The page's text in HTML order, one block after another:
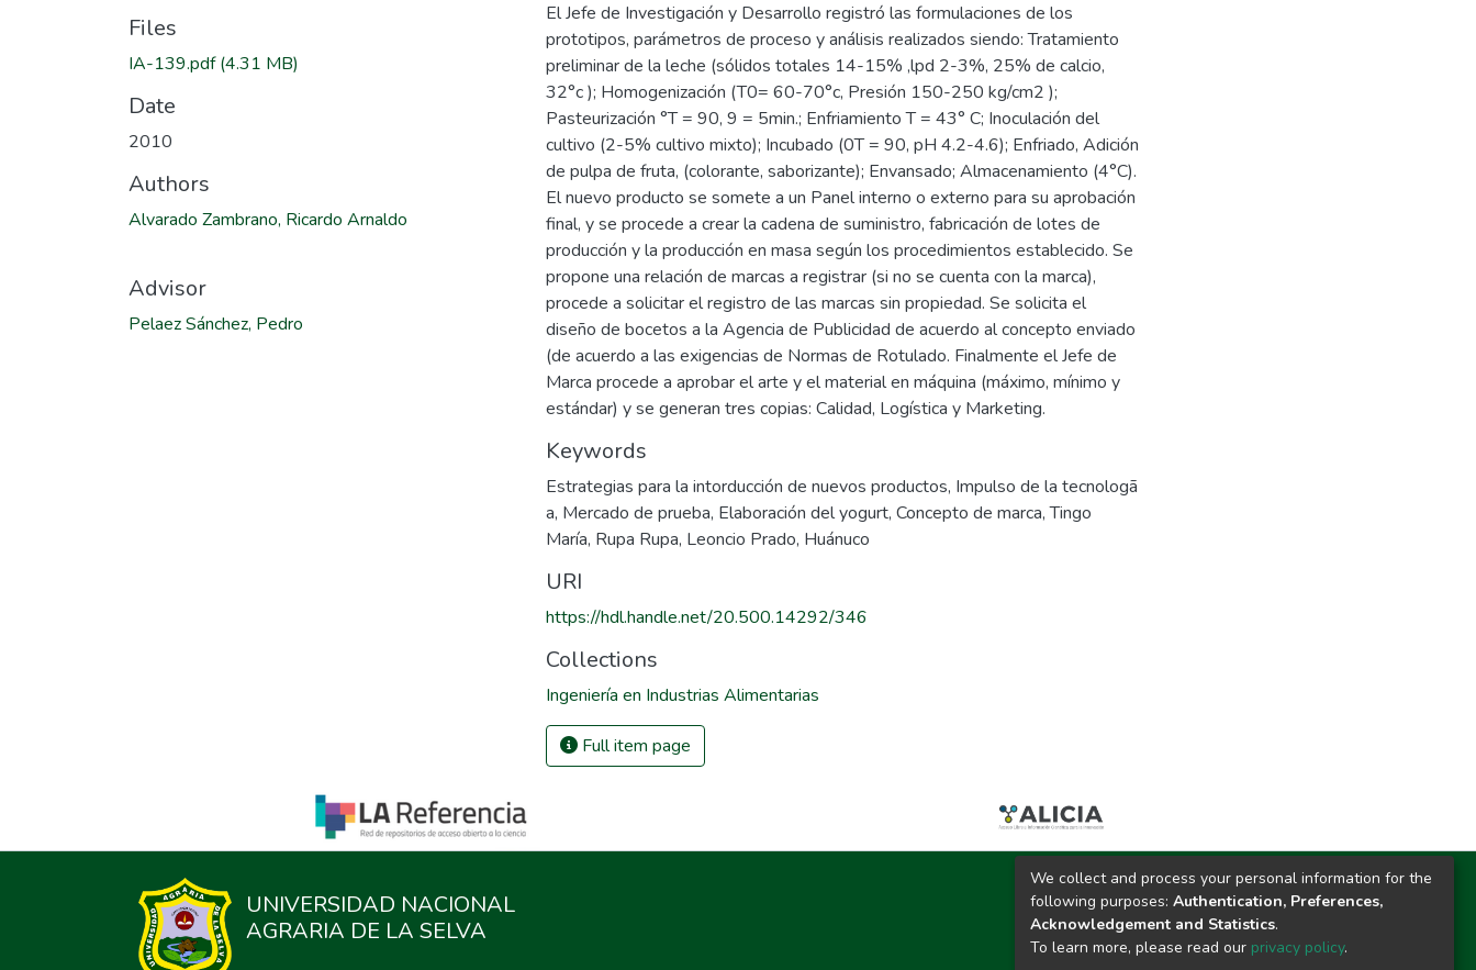
Files
IA-139.pdf(4.31 MB)
Date
2010
Authors
Alvarado Zambrano, Ricardo Arnaldo
Advisor
Pelaez Sánchez, Pedro
El Jefe de Investigación y Desarrollo registró las formulaciones de los
prototipos, parámetros de proceso y análisis realizados siendo: Tratamiento
preliminar de la leche (sólidos totales 14-15% ,lpd 2-3%, 25% de calcio,
32°c ); Homogenización (T0= 60-70°c, Presión 150-250 kg/cm2 );
Pasteurización °T = 90, 9 = 5min.; Enfriamiento T = 43° C; Inoculación del
cultivo (2-5% cultivo mixto); Incubado (0T = 90, pH 4.2-4.6); Enfriado, Adición
de pulpa de fruta, (colorante, saborizante); Envansado; Almacenamiento (4°C).
El nuevo producto se somete a un Panel interno o externo para su aprobación
final, y se procede a crear la cadena de suministro, fabricación de lotes de
producción y la producción en masa según los procedimientos establecido. Se
propone una relación de marcas a registrar (si no se cuenta con la marca),
procede a solicitar el registro de las marcas sin propiedad. Se solicita el
diseño de bocetos a la Agencia de Publicidad de acuerdo al concepto enviado
(de acuerdo a las exigencias de Normas de Rotulado. Finalmente el Jefe de
Marca procede a aprobar el arte y el material en máquina (máximo, mínimo y
estándar) y se generan tres copias: Calidad, Logística y Marketing.
Keywords
Estrategias para la intorducción de nuevos productos, Impulso de la tecnologã
a, Mercado de prueba, Elaboración del yogurt, Concepto de marca,Tingo
María, Rupa Rupa, Leoncio Prado, Huánuco
URI
https://hdl.handle.net/20.500.14292/346
Collections
Ingeniería en Industrias Alimentarias
Full item page
UNIVERSIDAD NACIONAL
AGRARIA DE LA SELVA
Ciudad Universitaria
Carretera Central km. 1.21 Tingo María, Huánuco
Datos del contacto
We collect and process your personal information for the
following purposes: Authentication, Preferences,
Acknowledgement and Statistics.
To learn more, please read our privacy policy.